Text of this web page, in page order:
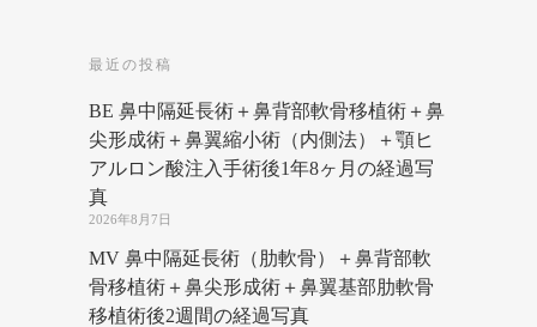
最近の投稿
BE 鼻中隔延長術＋鼻背部軟骨移植術＋鼻
尖形成術＋鼻翼縮小術（内側法）＋顎ヒ
アルロン酸注入手術後1年8ヶ月の経過写
真
2026年8月7日
MV 鼻中隔延長術（肋軟骨）＋鼻背部軟
骨移植術＋鼻尖形成術＋鼻翼基部肋軟骨
移植術後2週間の経過写真